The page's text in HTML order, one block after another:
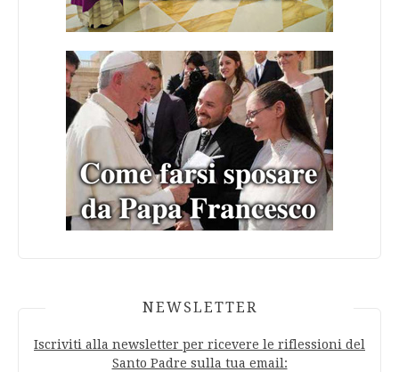
NEWSLETTER
Iscriviti alla newsletter per ricevere le riflessioni del
Santo Padre sulla tua email: